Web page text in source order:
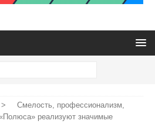
>
Смелость, профессионализм,
реализуют значимые